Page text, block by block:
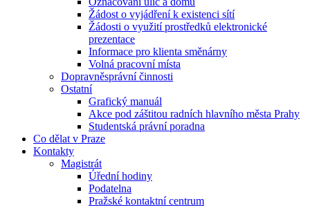
Žádost o vyjádření k existenci sítí
Žádosti o využití prostředků elektronické
prezentace
Informace pro klienta směnárny
Volná pracovní místa
Dopravněsprávní činnosti
Ostatní
Grafický manuál
Akce pod záštitou radních hlavního města Prahy
Studentská právní poradna
Co dělat v Praze
Kontakty
Magistrát
Úřední hodiny
Podatelna
Pražské kontaktní centrum